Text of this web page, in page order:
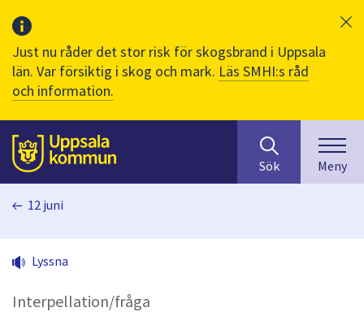
Just nu råder det stor risk för skogsbrand i Uppsala
län. Var försiktig i skog och mark. Läs SMHI:s råd
och information.
Till sidans
huvudinnehåll
efter
innehåll
på
Sök Meny
12 juni
Lyssna
Interpellation/fråga